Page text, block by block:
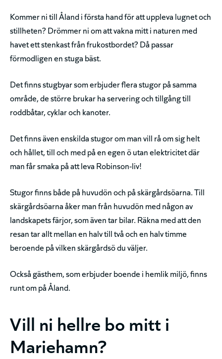
Kommer ni till Åland i första hand för att uppleva lugnet och
stillheten? Drömmer ni om att vakna mitt i naturen med
havet ett stenkast från frukostbordet? Då passar
förmodligen en stuga bäst.
Det finns stugbyar som erbjuder flera stugor på samma
område, de större brukar ha servering och tillgång till
roddbåtar, cyklar och kanoter.
Det finns även enskilda stugor om man vill rå om sig helt
och hållet, till och med på en egen ö utan elektricitet där
man får smaka på att leva Robinson-liv!
Stugor finns både på huvudön och på skärgårdsöarna. Till
skärgårdsöarna åker man från huvudön med någon av
landskapets färjor, som även tar bilar. Räkna med att den
resan tar allt mellan en halv till två och en halv timme
beroende på vilken skärgårdsö du väljer.
Också gästhem, som erbjuder boende i hemlik miljö, finns
runt om på Åland.
Vill ni hellre bo mitt i
Mariehamn?